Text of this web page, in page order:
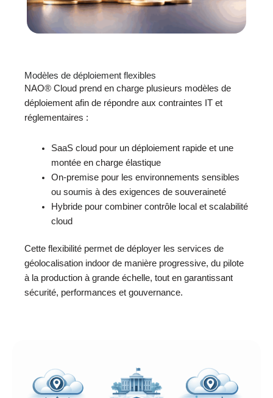
Modèles de déploiement flexibles
NAO® Cloud prend en charge plusieurs modèles de
déploiement afin de répondre aux contraintes IT et
réglementaires :
SaaS cloud pour un déploiement rapide et une
montée en charge élastique
On-premise pour les environnements sensibles
ou soumis à des exigences de souveraineté
Hybride pour combiner contrôle local et scalabilité
cloud
Cette flexibilité permet de déployer les services de
géolocalisation indoor de manière progressive, du pilote
à la production à grande échelle, tout en garantissant
sécurité, performances et gouvernance.